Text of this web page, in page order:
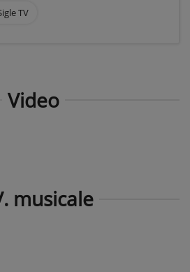
TV
Video
musicale